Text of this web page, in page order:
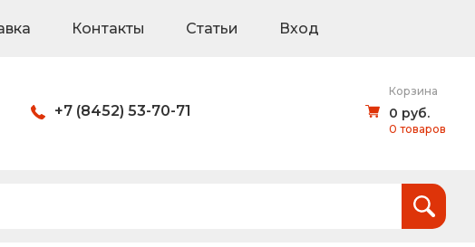
Контакты Статьи Вход
+7 (8452) 53-70-71
Корзина
0 руб.
0 товаров
руб.